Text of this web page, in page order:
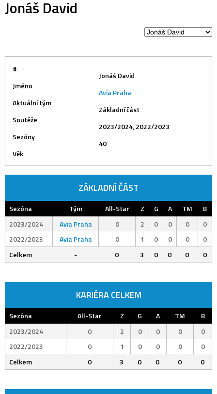
Jonáš David
#
Jméno
Jonáš David
Aktuální tým
Avia Praha
Soutěže
Základní část
Sezóny
2023/2024, 2022/2023
Věk
40
ZÁKLADNÍ ČÁST
Sezóna Tým All-Star Z G A TM
B
2023/2024
Avia Praha 0 2 0 0 0
0
2022/2023
Avia Praha 0 1 0 0 0
0
Celkem
- 0 3 0 0 0 0
KARIÉRA CELKEM
Sezóna All-Star Z G A TM
B
2023/2024
0 2 0 0 0
0
2022/2023
0 1 0 0 0
0
Celkem
0 3 0 0 0 0